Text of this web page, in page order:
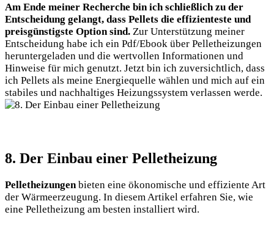
Am Ende meiner Recherche bin ich schließlich zu der
Entscheidung gelangt, dass Pellets die effizienteste und
preisgünstigste Option sind. Zur Unterstützung meiner
Entscheidung habe ich ein Pdf/Ebook über Pelletheizungen
heruntergeladen und die wertvollen Informationen und
Hinweise für mich genutzt. Jetzt bin ich zuversichtlich, dass
ich Pellets als meine Energiequelle wählen und mich auf ein
stabiles und nachhaltiges Heizungssystem verlassen werde.
8. Der Einbau einer Pelletheizung
Pelletheizungenbieten eine ökonomische und effiziente Art
der Wärmeerzeugung. In diesem Artikel erfahren Sie, wie
eine Pelletheizung am besten installiert wird.